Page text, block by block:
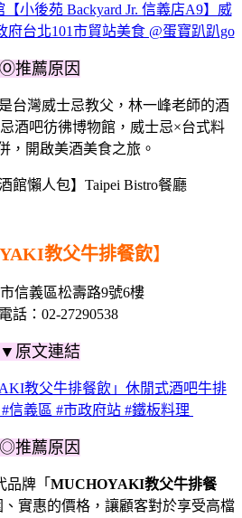
小後苑 Backyard Jr. 信義店A9】威
台北101市貿站美食 @蛋寶趴趴go
Ⓞ推薦原因
台灣威士忌教父，林一峰老師的酒
酒吧彷彿博物館，威士忌×台式料
，開啟美酒美食之旅。
教父牛排餐飲】
信義區松壽路9號6樓
電話：02-27290538
▼原文連結
教父牛排餐飲」休閒式酒吧牛排
信義區 #市政府站 #鐵板料理
◎推薦原因
品牌「 MUCHOYAKI教父牛排餐
、實惠的價格，讓顧客對於享受高檔